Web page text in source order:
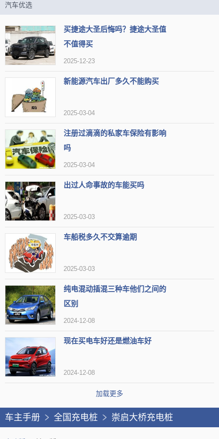
汽车优选
买捷途大圣后悔吗？捷途大圣值
不值得买
2025-12-23
新能源汽车出厂多久不能购买
2025-03-04
注册过滴滴的私家车保险有影响
吗
2025-03-04
出过人命事故的车能买吗
2025-03-03
车船税多久不交算逾期
2025-03-03
纯电混动插混三种车他们之间的
区别
2024-12-08
现在买电车好还是燃油车好
2024-12-08
加载更多
车主手册 全国充电桩 崇启大桥充电桩